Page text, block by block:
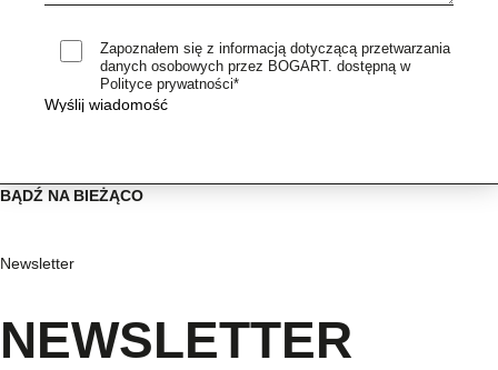
Zapoznałem się z informacją dotyczącą przetwarzania
danych osobowych przez BOGART. dostępną w
Polityce prywatności*
BĄDŹ NA BIEŻĄCO
Newsletter
NEWSLETTER